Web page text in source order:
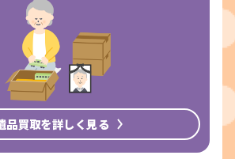
品買取を詳しく見る